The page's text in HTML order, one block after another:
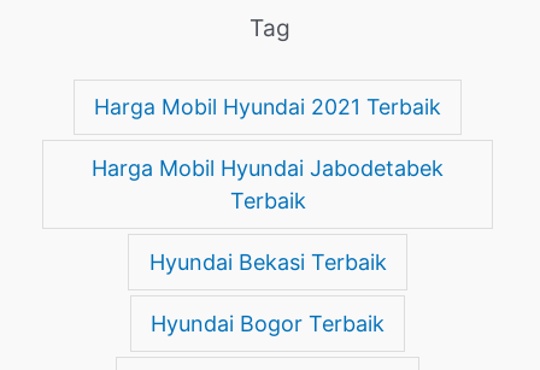
Tag
Harga Mobil Hyundai 2021 Terbaik
Harga Mobil Hyundai Jabodetabek
Terbaik
Hyundai Bekasi Terbaik
Hyundai Bogor Terbaik